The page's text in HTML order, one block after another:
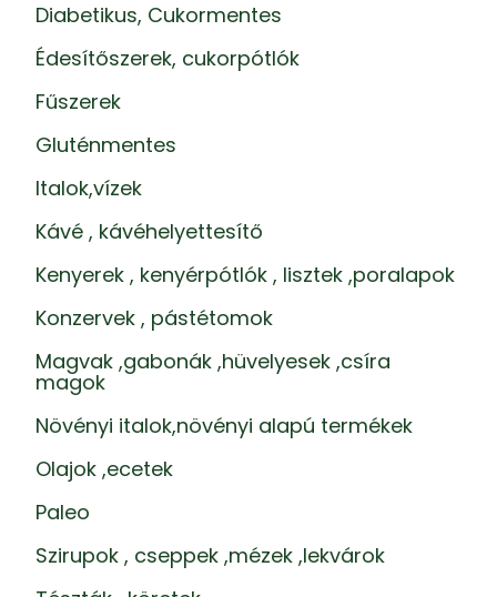
Diabetikus, Cukormentes
Édesítőszerek, cukorpótlók
Fűszerek
Gluténmentes
Italok,vízek
Kávé , kávéhelyettesítő
Kenyerek , kenyérpótlók , lisztek ,poralapok
Konzervek , pástétomok
Magvak ,gabonák ,hüvelyesek ,csíra
magok
Növényi italok,növényi alapú termékek
Olajok ,ecetek
Paleo
Szirupok , cseppek ,mézek ,lekvárok